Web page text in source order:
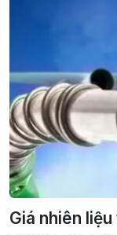
Giá nhiên